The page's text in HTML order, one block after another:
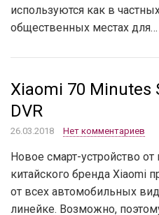
используются как в
общественных местах для…
Xiaomi 70 Minutes
DVR
26.03.2018 Нет комментариев
Новое смарт-устройство от
китайского бренда Xiaomi
от всех автомобильных
линейке. Возможно,